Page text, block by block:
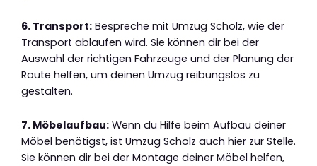
6. Transport: Bespreche mit Umzug Scholz, wie der
Transport ablaufen wird. Sie können dir bei der
Auswahl der richtigen Fahrzeuge und der Planung der
Route helfen, um deinen Umzug reibungslos zu
gestalten.
7. Möbelaufbau: Wenn du Hilfe beim Aufbau deiner
Möbel benötigst, ist Umzug Scholz auch hier zur Stelle.
Sie können dir bei der Montage deiner Möbel helfen,